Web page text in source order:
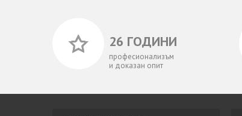
26 ГОДИНИ
професионализъм
и доказан опит